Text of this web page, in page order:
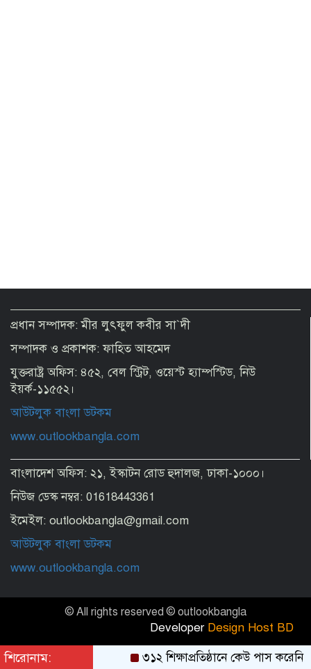
প্রধান সম্পাদক: মীর লুৎফুল কবীর সা`দী
সম্পাদক ও প্রকাশক: ফাহিত আহমেদ
যুক্তরাষ্ট্র অফিস: ৪৫২, বেল স্ট্রিট, ওয়েস্ট হ্যাম্পস্টিড, নিউ
ইয়র্ক-১১৫৫২।
আউটলুক বাংলা ডটকম
www.outlookbangla.com
বাংলাদেশ অফিস: ২১, ইস্কাটন রোড হুদালজ, ঢাকা-১০০০।
নিউজ ডেস্ক নম্বর: 01618443361
ইমেইল: outlookbangla@gmail.com
আউটলুক বাংলা ডটকম
www.outlookbangla.com
শিরোনাম: ৩১২ শিক্ষাপ্রতিষ্ঠানে কেউ পাস করেনি
© All rights reserved © outlookbangla
Developer Design Host BD